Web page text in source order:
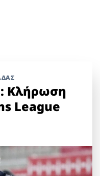
Κλήρωση
League